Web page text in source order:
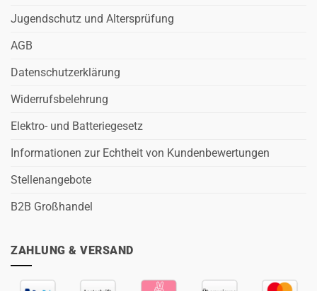
Jugendschutz und Altersprüfung
AGB
Datenschutzerklärung
Widerrufsbelehrung
Elektro- und Batteriegesetz
Informationen zur Echtheit von Kundenbewertungen
Stellenangebote
B2B Großhandel
ZAHLUNG & VERSAND